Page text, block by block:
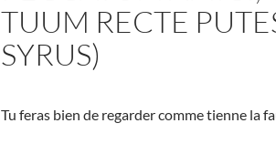
TUUM RECTE
SYRUS)
Tu feras bien de regarder comme tienne la